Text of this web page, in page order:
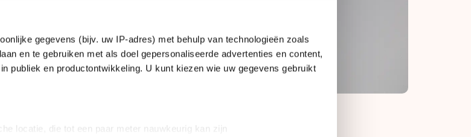
gegevens (bijv. uw IP-adres) met behulp van technologieën zoals
en te gebruiken met als doel gepersonaliseerde advertenties en content,
publiek en productontwikkeling. U kunt kiezen wie uw gegevens gebruikt
locatie, die tot een paar meter nauwkeurig kan zijn